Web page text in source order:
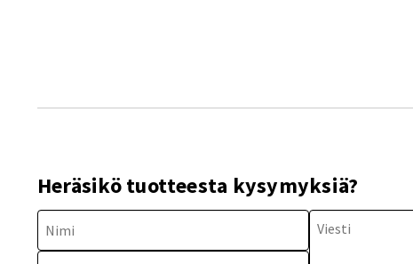
Heräsikö tuotteesta kysymyksiä?